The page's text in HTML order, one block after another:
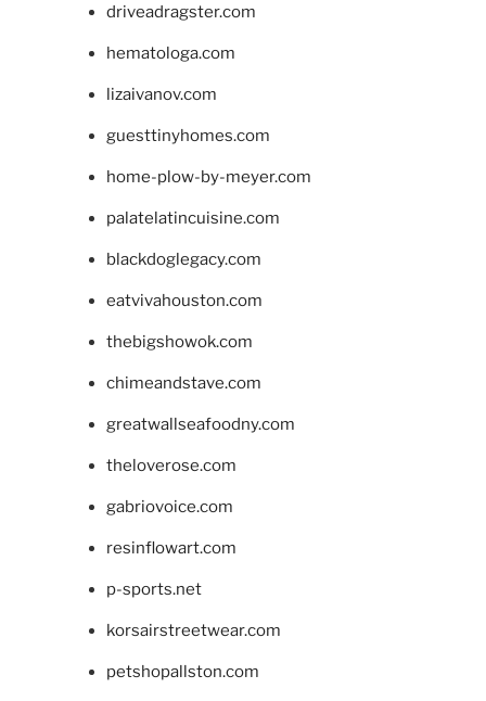
driveadragster.com
hematologa.com
lizaivanov.com
guesttinyhomes.com
home-plow-by-meyer.com
palatelatincuisine.com
blackdoglegacy.com
eatvivahouston.com
thebigshowok.com
chimeandstave.com
greatwallseafoodny.com
theloverose.com
gabriovoice.com
resinflowart.com
p-sports.net
korsairstreetwear.com
petshopallston.com